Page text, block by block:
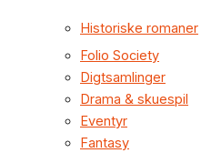
Historiske romaner
Folio Society
Digtsamlinger
Drama & skuespil
Eventyr
Fantasy